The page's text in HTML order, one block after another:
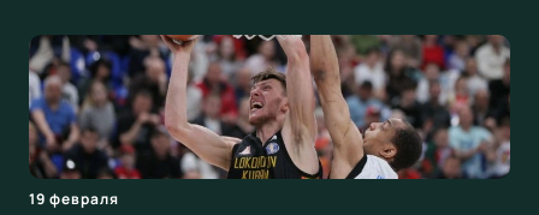
19 февраля